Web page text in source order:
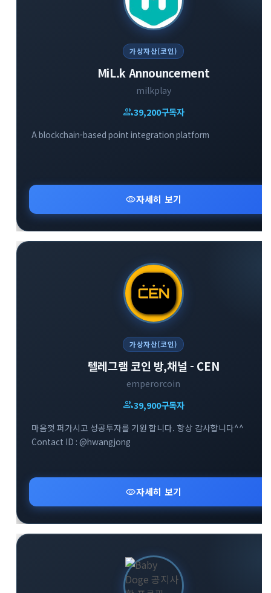
가상자산(코인)
MiL.k Announcement
milkplay
group39,200구독자
A blockchain-based point integration platform
visibility자세히 보기
가상자산(코인)
텔레그램 코인 방,채널 - CEN
emperorcoin
group39,900구독자
마음껏 퍼가시고 성공투자를 기원 합니다. 항상 감사합니다^^
Contact ID : @hwangjong
visibility자세히 보기